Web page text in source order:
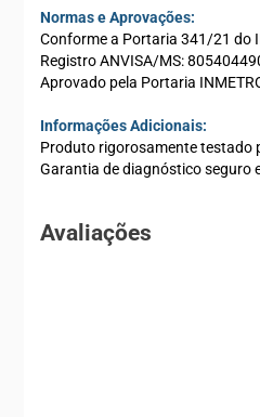
Normas e Aprovações:
Conforme a Portaria 341/21 do
Registro ANVISA/MS:
Aprovado pela Portaria
Informações Adicionais:
Produto rigorosamente testado
Garantia de diagnóstico seguro
Avaliações